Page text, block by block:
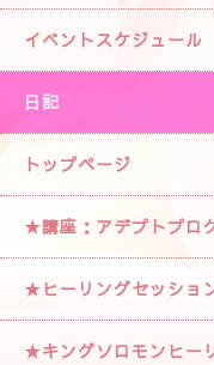
イベントスケジュール
日記
トップページ
★講座：アデプトプロ
★ヒーリングセッショ
★キングソロモンヒー